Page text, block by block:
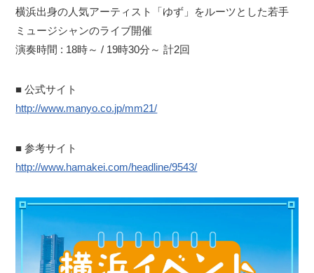
横浜出身の人気アーティスト「ゆず」をルーツとした若手
ミュージシャンのライブ開催
演奏時間 : 18時～ / 19時30分～ 計2回
■ 公式サイト
http://www.manyo.co.jp/mm21/
■ 参考サイト
http://www.hamakei.com/headline/9543/